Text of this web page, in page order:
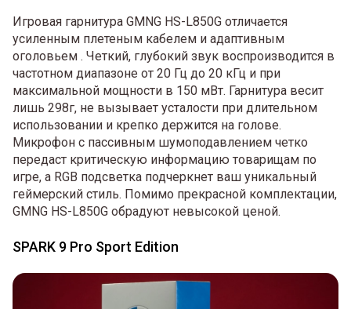
Игровая гарнитура GMNG HS-L850G отличается
усиленным плетеным кабелем и адаптивным
оголовьем . Четкий, глубокий звук воспроизводится в
частотном диапазоне от 20 Гц до 20 кГц и при
максимальной мощности в 150 мВт. Гарнитура весит
лишь 298г, не вызывает усталости при длительном
использовании и крепко держится на голове.
Микрофон с пассивным шумоподавлением четко
передаст критическую информацию товарищам по
игре, а RGB подсветка подчеркнет ваш уникальный
геймерский стиль. Помимо прекрасной комплектации,
GMNG HS-L850G обрадуют невысокой ценой.
SPARK 9 Pro Sport Edition